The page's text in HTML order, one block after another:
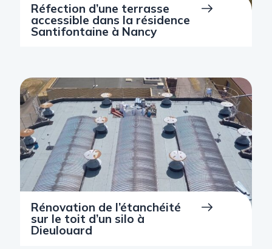
Réfection d’une terrasse
accessible dans la résidence
Santifontaine à Nancy
Rénovation de l’étanchéité
sur le toit d’un silo à
Dieulouard